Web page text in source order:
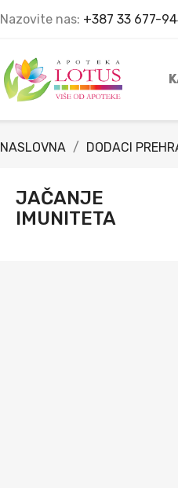
Nazovite nas: +387 33 677-
NASLOVNA DODACI
JAČANJE
IMUNITETA